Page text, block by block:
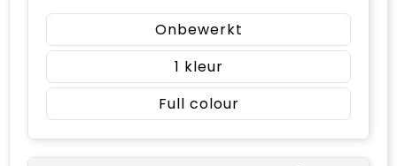
Onbewerkt
1
Full colour